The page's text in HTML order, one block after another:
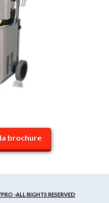
brochure
-ALL RIGHTS RESERVED